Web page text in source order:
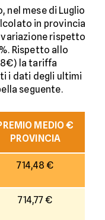
nel mese di Luglio
in provincia
variazione rispetto
Rispetto allo
la tariffa
i dati degli ultimi
seguente.
MEDIO €
PROVINCIA
714,48 €
714,77 €